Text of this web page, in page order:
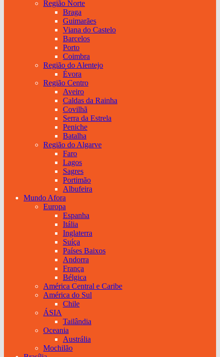
Região Norte
Braga
Guimarães
Viana do Castelo
Barcelos
Porto
Coimbra
Região do Alentejo
Évora
Região Centro
Aveiro
Caldas da Rainha
Covilhã
Serra da Estrela
Peniche
Batalha
Região do Algarve
Faro
Lagos
Sagres
Portimão
Albufeira
Mundo Afora
Europa
Espanha
Itália
Inglaterra
Suíça
Países Baixos
Andorra
França
Bélgica
América Central e Caribe
América do Sul
Chile
ÁSIA
Tailândia
Oceania
Austrália
Mochilão